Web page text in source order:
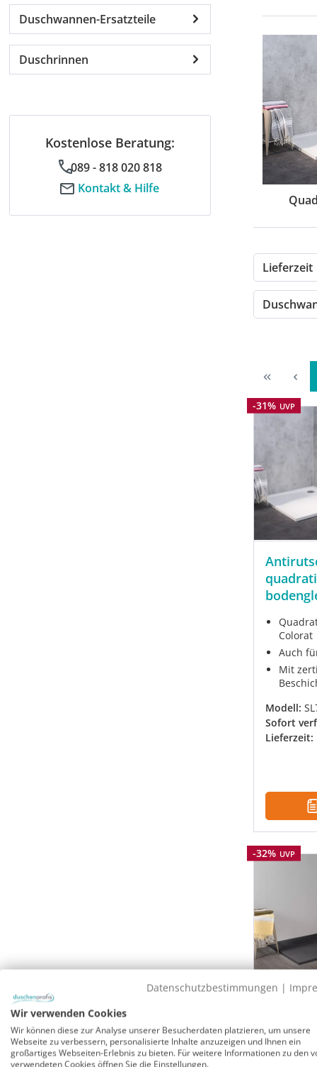
Duschwannen-Ersatzteile
Duschrinnen
Kostenlose Beratung:
089 - 818 020 818
Kontakt & Hilfe
Lieferzeit
Rabatt
-31% UVP
Colorat
Auch
Mit
Modell:
Sofort
Lieferzeit:
Rabatt
-32% UVP
Datenschutzbestimmungen |
Wir verwenden Cookies
Wir können diese zur Analyse unserer Besucherdaten platzieren, um unsere
Webseite zu verbessern, personalisierte Inhalte anzuzeigen und Ihnen ein
großartiges Webseiten-Erlebnis zu bieten. Für weitere Informationen zu den
verwendeten Cookies öffnen Sie die Einstellungen.